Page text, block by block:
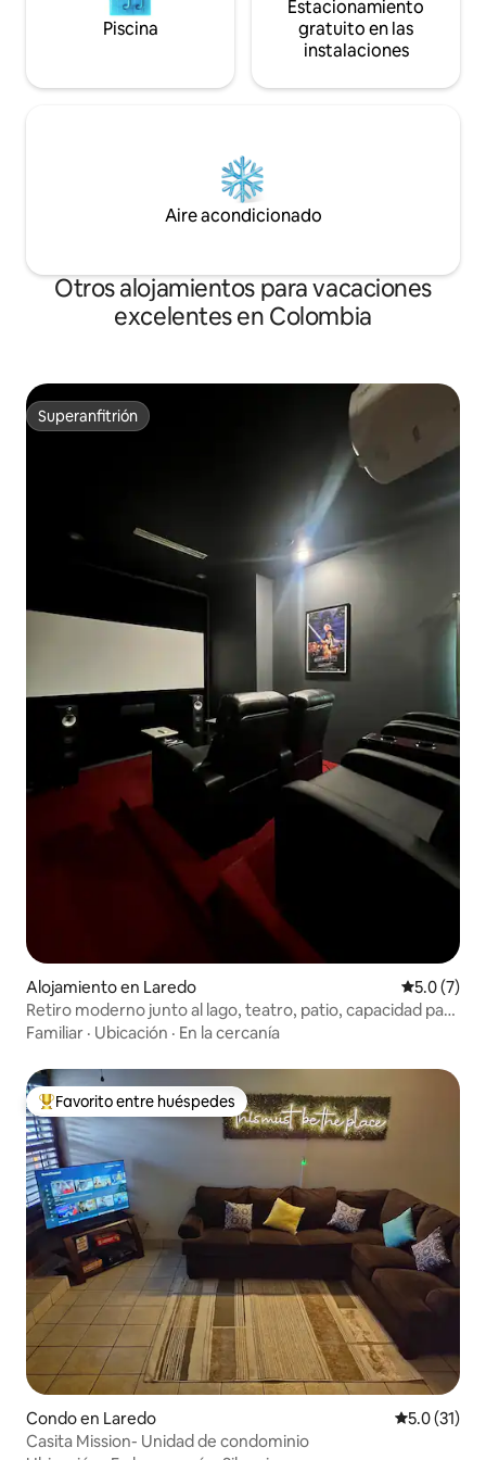
tu estancia y descubre el norte de
Piscina
Estacionamiento
gratuito en las
instalaciones
Aire acondicionado
Otros alojamientos para vacaciones
excelentes en Colombia
Superanfitrión
Superanfitrión
Alojamiento en Laredo
5.0 (7)
Retiro moderno junto al lago, teatro, patio, capacidad para
7 personas
Familiar · Ubicación · En la cercanía
Favorito entre huéspedes preferido
Favorito entre huéspedes
Condo en Laredo Calificación
5.0 (31)
Casita Mission- Unidad de condominio